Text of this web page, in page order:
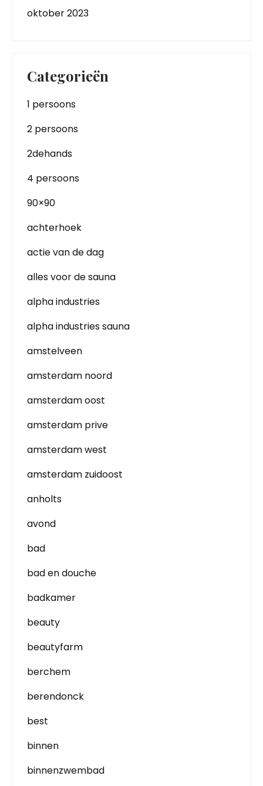
oktober 2023
Categorieën
1 persoons
2 persoons
2dehands
4 persoons
90×90
achterhoek
actie van de dag
alles voor de sauna
alpha industries
alpha industries sauna
amstelveen
amsterdam noord
amsterdam oost
amsterdam prive
amsterdam west
amsterdam zuidoost
anholts
avond
bad
bad en douche
badkamer
beauty
beautyfarm
berchem
berendonck
best
binnen
binnenzwembad